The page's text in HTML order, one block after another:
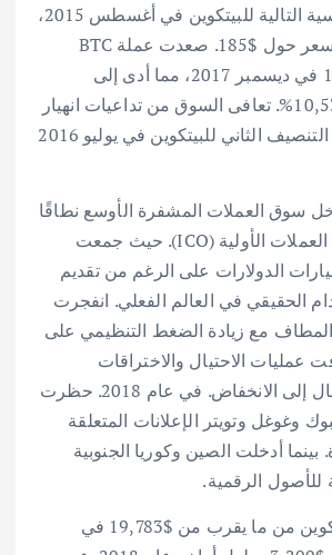
بدأت الدورة الرئيسية التالية للبيتكوين في أغسطس 2015،
عندما تم تداول السعر حول $185. صعدت عملة BTC
لاحقًا إلى $19,665 في ديسمبر 2017، مما أدى إلى
مكاسب بنسبة 10,530%. تعافى السوق من تداعيات انهيار
Mt. Gox، وأضاف التنصيف الثاني للبيتكوين في يوليو 2016
سوق العملات المشفرة الأوسع نطاقًا
في طفرة عروض العملات الأولية (ICO). حيث جمعت
الدولارات على الرغم من تقديم
الحقيقي في العالم الفعلي. انفجرت
المطاف مع زيادة الضغط التنظيمي على
عمليات الاحتيال والاختراقات
وتدفقات رأس المال إلى الانخفاض. في عام 2018. حظرت
وغوغل وتويتر الإعلانات المتعلقة
أدخلت الصين وكوريا الجنوبية
للأصول الرقمية.
انخفض سعر البيتكوين من ما يقرب من $19,783 في